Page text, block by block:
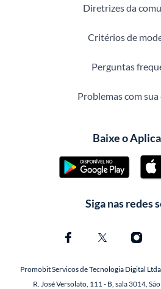
Diretrizes da
Critérios de
Perguntas
Problemas com sua
Baixe o
Siga nas redes
Promobit Servicos de Tecnologia Digital
R. José Versolato, 111 - B, sala 3014,